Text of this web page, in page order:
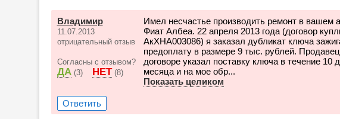
Владимир
11.07.2013
отрицательный отзыв
Согласны с отзывом?
ДА (3) НЕТ (8)
Имел несчастье производить ремонт в вашем
Фиат Албеа. 22 апреля 2013 года (договор
АкХНА003086) я заказал дубликат ключа
предоплату в размере 9 тыс. рублей.
договоре указал поставку ключа в течение
месяца и на мое обр...
Показать целиком
Ответить